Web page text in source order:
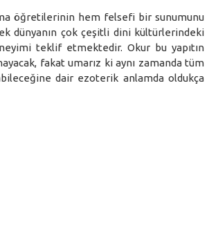
öğretilerinin hem felsefi bir sunumunu
dünyanın çok çeşitli dini kültürlerindeki
teklif etmektedir. Okur bu yapıtın
fakat umarız ki aynı zamanda tüm
dair ezoterik anlamda oldukça